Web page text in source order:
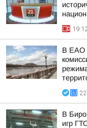
В ЕАО
В
игр